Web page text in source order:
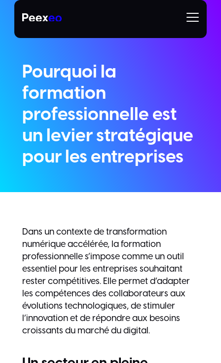
Pourquoi la
formation
professionnelle est
un levier stratégique
pour les entreprises
Dans un contexte de transformation
numérique accélérée, la formation
professionnelle s’impose comme un outil
essentiel pour les entreprises souhaitant
rester compétitives. Elle permet d’adapter
les compétences des collaborateurs aux
évolutions technologiques, de stimuler
l’innovation et de répondre aux besoins
croissants du marché du digital.